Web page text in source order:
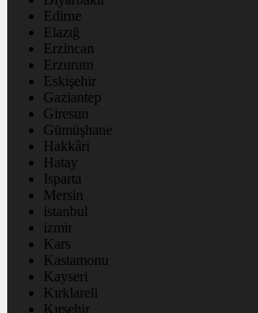
Edirne
Elazığ
Erzincan
Erzurum
Eskişehir
Gaziantep
Giresun
Gümüşhane
Hakkâri
Hatay
Isparta
Mersin
istanbul
izmir
Kars
Kastamonu
Kayseri
Kırklareli
Kırşehir